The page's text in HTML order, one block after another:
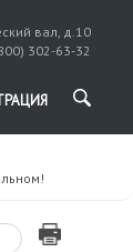
вал, д.10
302-63-32